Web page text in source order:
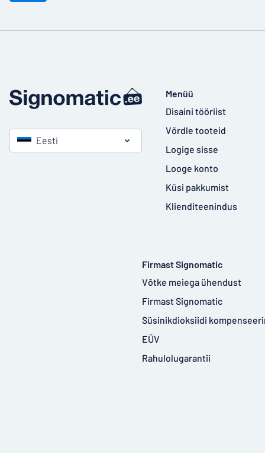
Eesti
Menüü
Disaini tööriist
Võrdle tooteid
Logige sisse
Looge konto
Küsi pakkumist
Klienditeenindus
Firmast Signomatic
Võtke meiega ühendust
Firmast Signomatic
Süsinikdioksiidi
EÜV
Rahulolugarantii